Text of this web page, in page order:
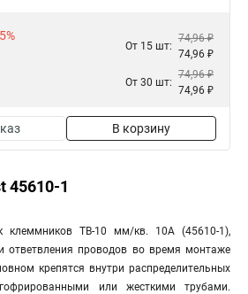
От 15 шт:
74,96 ₽
74,96 ₽
От 30 шт:
74,96 ₽
74,96 ₽
В корзину
45610-1
клеммников ТВ-10 мм/кв. 10А (45610-1),
ответвления проводов во время монтаже
крепятся внутри распределительных
или жесткими трубами.